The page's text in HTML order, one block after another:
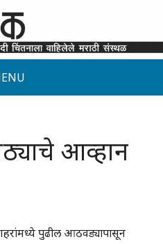
आव्हान
पुढील आठवड्यापासून